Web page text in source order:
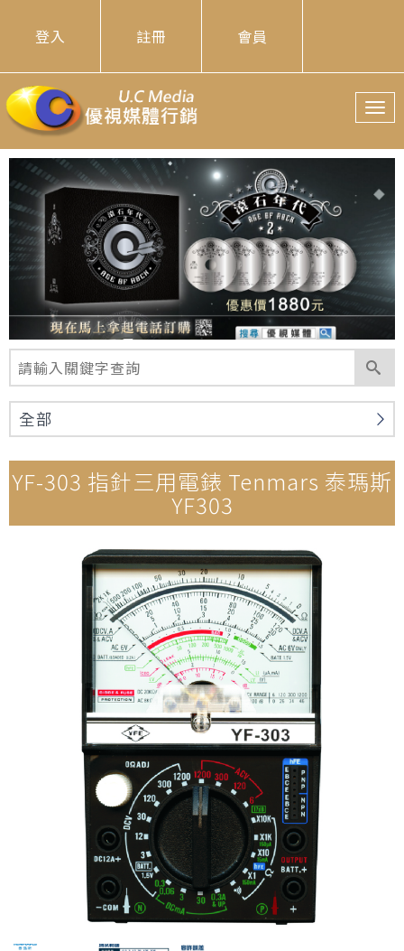
登入 註冊 會員
T
o
g
l
n
a
i
g
t
i
o
n
全部
YF-303 指針三用電錶 Tenmars 泰瑪斯
YF303